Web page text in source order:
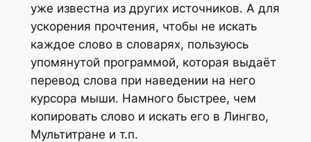
уже известна из других источников. А для
ускорения прочтения, чтобы не искать
каждое слово в словарях, пользуюсь
упомянутой программой, которая выдаёт
перевод слова при наведении на него
курсора мыши. Намного быстрее, чем
копировать слово и искать его в Лингво,
Мультитране и т.п.